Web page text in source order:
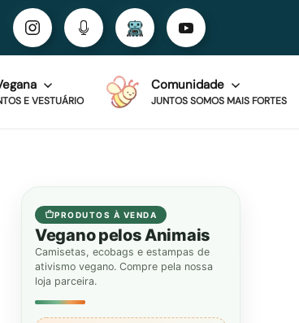
E VESTUÁRIO
Comunidade
JUNTOS SOMOS MAIS FORTES
PRODUTOS À VENDA
Vegano pelos Animais
Camisetas, ecobags e estampas de
ativismo vegano. Compre pela nossa
loja parceira.